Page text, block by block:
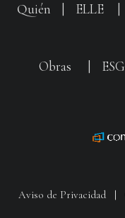
Quién ELLE
Obras ESG
Aviso de Privacidad|